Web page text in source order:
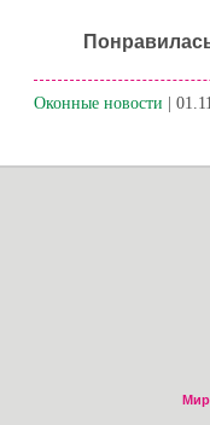
Оконные новости |